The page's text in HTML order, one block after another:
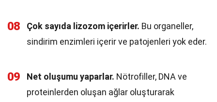
08 Çok sayıda lizozom içerirler. Bu organeller,
sindirim enzimleri içerir ve patojenleri yok eder.
09 Net oluşumu yaparlar. Nötrofiller, DNA ve
proteinlerden oluşan ağlar oluşturarak